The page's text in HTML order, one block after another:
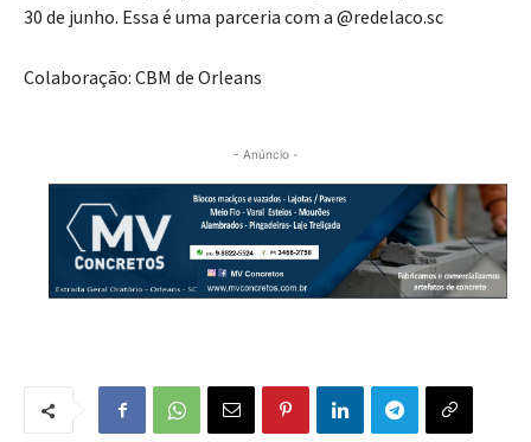
30 de junho. Essa é uma parceria com a @redelaco.sc
Colaboração: CBM de Orleans
- Anúncio -